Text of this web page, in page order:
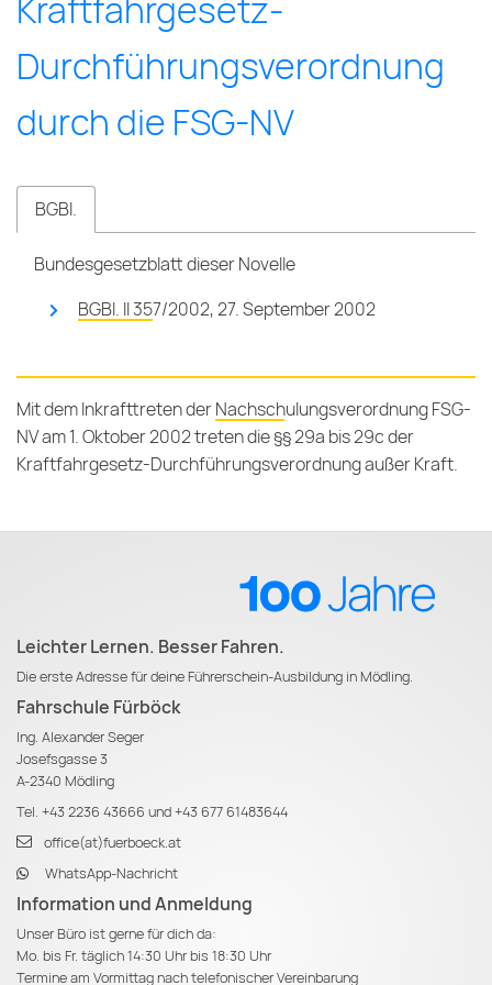
Kraft­fahr­gesetz-
Durch­führ­ungs­ver­ord­nung
durch die FSG-NV
BGBl.
Bundesgesetzblatt dieser Novelle
BGBl. II 357/2002, 27. September 2002
Mit dem Inkrafttreten derNachschulungsverordnung FSG-
NVam 1. Oktober 2002 treten die §§ 29a bis 29c der
Kraftfahrgesetz-Durchführungsverordnung außer Kraft.
Leichter Lernen. Besser Fahren.
Die erste Adresse für deine Führerschein-Ausbildung in Mödling.
Fahrschule Fürböck
Ing. Alexander Seger
Josefsgasse 3
A-2340 Mödling
Tel. +43 2236 43666 und+43 677 61483644
office(at)fuerboeck.at
WhatsApp-Nachricht
Information und Anmeldung
Unser Büro ist gerne für dich da:
Mo. bis Fr. täglich 14:30 Uhr bis 18:30 Uhr
Termine am Vormittag nach telefonischer Vereinbarung